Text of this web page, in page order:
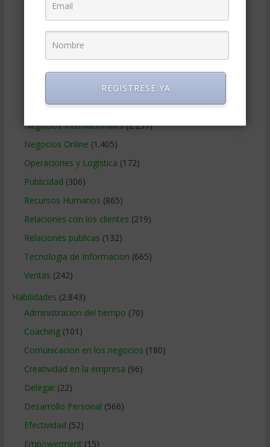
Gobierno Corporativo(11)
(125)
Marketing(988)
(247)
Métodos Gerenciales(280)
Negocios Internacionales(2.257)
Negocios Online (1.405)
Operaciones y Logística (172)
Publicidad (306)
Recursos Humanos (865)
Relaciones con los clientes (219)
Relaciones publicas (132)
Tecnologia de Informacion (665)
Ventas (242)
Habilidades (2.843)
Administracion del tiempo (70)
Coaching(101)
Comunicacion en los negocios (180)
Creatividad en la empresa (96)
Delegar(22)
Desarrollo Personal (566)
Efectividad (52)
Empowerment (15)
REGISTRESE YA